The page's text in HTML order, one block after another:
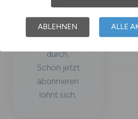
mehreren
Plattformen neu
durch.
Schon jetzt
abonnieren
lohnt sich.
ABLEHNEN ALLE